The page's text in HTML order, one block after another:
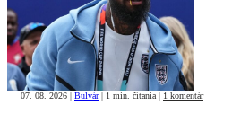
07. 08. 2026 | Bulvár | 1 min. čítania | 1 komentár